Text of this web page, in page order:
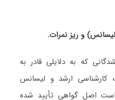
و ریز نمرات.
که به دلایلی قادر به
کارشناسی ارشد و لیسانس
است اصل گواهی تأیید شده